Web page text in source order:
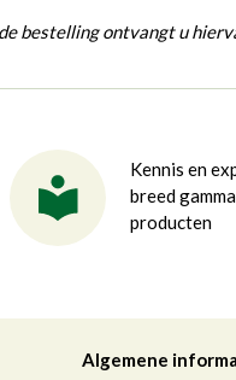
bestelling ontvangt u
Kennis en
breed
producten
Algemene